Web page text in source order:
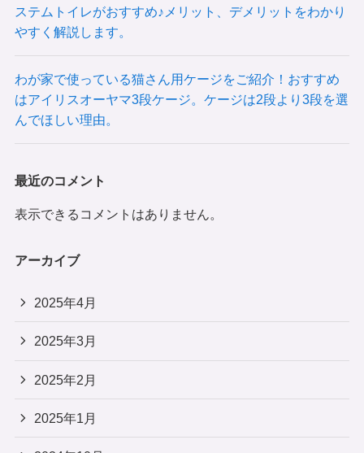
ステムトイレがおすすめ♪メリット、デメリットをわかり
やすく解説します。
わが家で使っている猫さん用ケージをご紹介！おすすめ
はアイリスオーヤマ3段ケージ。ケージは2段より3段を選
んでほしい理由。
最近のコメント
表示できるコメントはありません。
アーカイブ
2025年4月
2025年3月
2025年2月
2025年1月